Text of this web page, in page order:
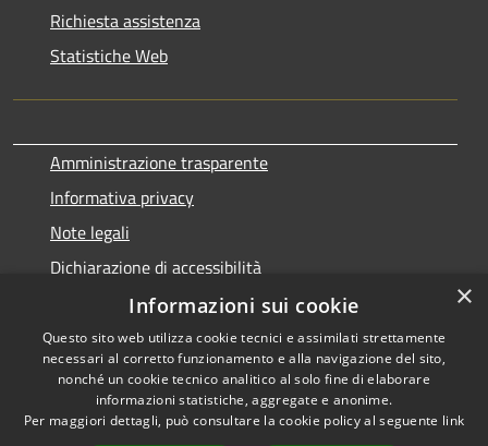
Richiesta assistenza
Statistiche Web
Amministrazione trasparente
Informativa privacy
Note legali
Dichiarazione di accessibilità
Accessibilità
Privacy
Copyright © 2026 • Comune di
Terralba • Powered by
Municipium•Accesso
×
Informazioni sui cookie
Questo sito web utilizza cookie tecnici e assimilati strettamente
necessari al corretto funzionamento e alla navigazione del sito,
nonché un cookie tecnico analitico al solo fine di elaborare
informazioni statistiche, aggregate e anonime.
Per maggiori dettagli, può consultare la cookie policy al seguente link